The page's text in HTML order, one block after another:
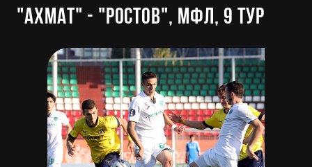
"Ахмат" - "Ростов", МФЛ, 9 тур